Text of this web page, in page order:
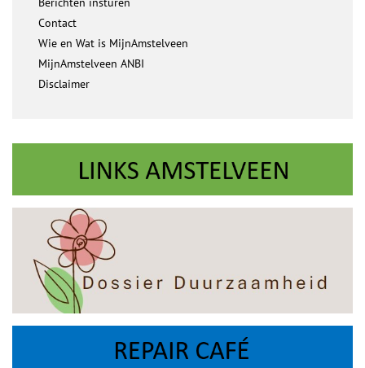
Contact
Wie en Wat is MijnAmstelveen
MijnAmstelveen ANBI
Disclaimer